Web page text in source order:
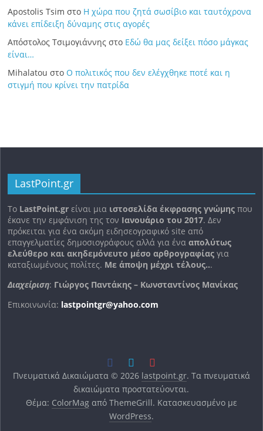
Apostolis Tsim στο Η χώρα που ζητά σωσίβιο και ταυτόχρονα
κάνει επίδειξη δύναμης στις αγορές
Απόστολος Τσιμογιάννης στο Εδώ θα μας δείξει πόσο μάγκας
είναι…
Mihalatou στοΟ πολιτικός που δεν ελέγχθηκε ποτέ και η
στιγμή που κρίνει την πατρίδα
LastPoint.gr
To LastPoint.gr είναι μια ιστοσελίδα έκφρασης γνώμης που
έκανε την εμφάνιση της τον Ιανουάριο του 2017. Δεν
πρόκειται για ένα ακόμη ειδησεογραφικό site από
επαγγελματίες δημοσιογράφους αλλά για ένααπολύτως
ελεύθερο και ακηδεμόνευτο μέσο αρθρογραφίας για
καταξιωμένους πολίτες. Με άποψη μέχρι τέλους...
Διαχείριση: Γιώργος Παντάκης – Κωνσταντίνος Μανίκας
Επικοινωνία: lastpointgr@yahoo.com
Πνευματικά Δικαιώματα © 2026 lastpoint.gr. Τα πνευματικά
δικαιώματα προστατεύονται.
Θέμα: ColorMagαπό ThemeGrill. Κατασκευασμένο με
WordPress.